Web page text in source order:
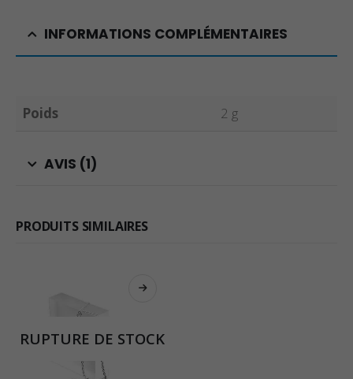
INFORMATIONS COMPLÉMENTAIRES
Poids 2 g
AVIS (1)
PRODUITS SIMILAIRES
RUPTURE DE STOCK